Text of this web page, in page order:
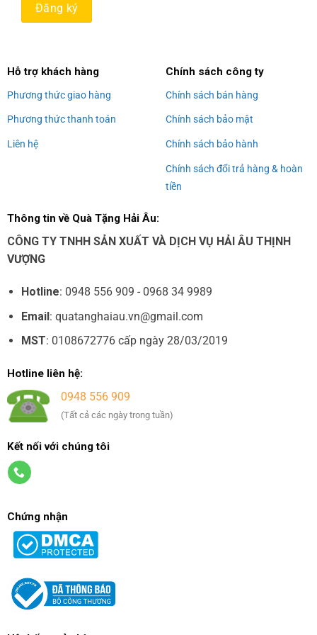
Hỗ trợ khách hàng
Phương thức giao hàng
Phương thức thanh toán
Liên hệ
Chính sách công ty
Chính sách bán hàng
Chính sách bảo mật
Chính sách bảo hành
Chính sách đổi trả hàng & hoàn
tiền
Thông tin về Quà Tặng Hải Âu:
CÔNG TY TNHH SẢN XUẤT VÀ DỊCH VỤ HẢI ÂU THỊNH
VƯỢNG
Hotline: 0948 556 909 - 0968 34 9989
Email: quatanghaiau.vn@gmail.com
MST: 0108672776 cấp ngày 28/03/2019
Hotline liên hệ:
0948 556 909
(Tất cả các ngày trong tuần)
Kết nối với chúng tôi
Chứng nhận